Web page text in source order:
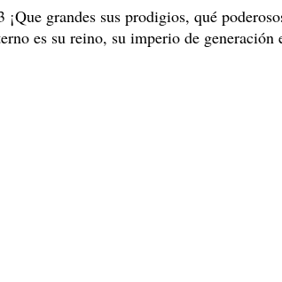
¡Que grandes sus prodigios, qué
es su reino, su imperio de generación